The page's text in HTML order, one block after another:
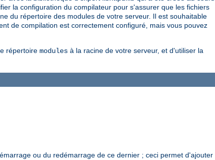
la configuration du compilateur pour s'assurer que les fichiers
du répertoire des modules de votre serveur. Il est souhaitable
de compilation est correctement configuré, mais vous pouvez
répertoire modules à la racine de votre serveur, et d'utiliser la
ou du redémarrage de ce dernier ; ceci permet d'ajouter